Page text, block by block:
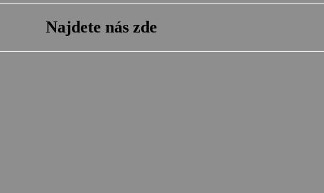
Najdete nás zde